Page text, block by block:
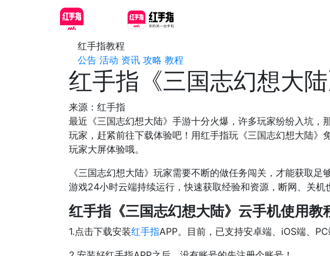
红手指教程
公告 活动 资讯 攻略 教程
红手指《三国志幻想大
来源：红手指
最近《三国志幻想大陆》手游十分火爆，许多玩家纷纷入坑，
玩家，赶紧前往下载体验吧！用红手指玩《三国志幻想大陆
玩家大屏体验哦。
《三国志幻想大陆》玩家需要不断的做任务闯关，才能获取
游戏24小时云端持续运行，快速获取经验和资源，断网、关
红手指《三国志幻想大陆》云手机使用教
1.点击下载安装红手指APP。目前，已支持安卓端、iOS端、